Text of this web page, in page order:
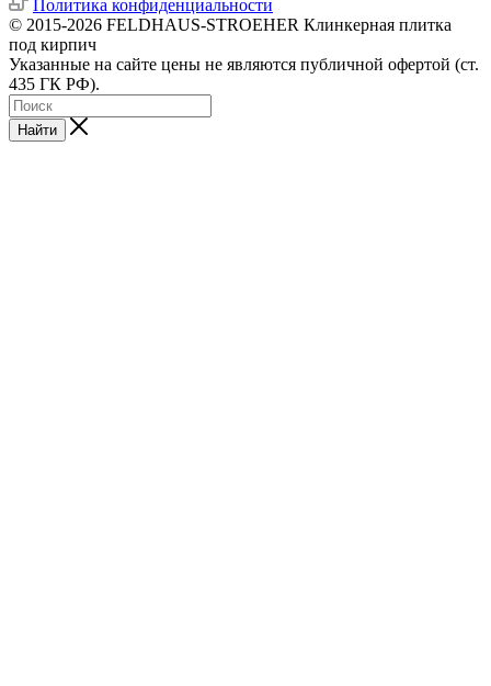
Политика конфиденциальности
© 2015-2026 FELDHAUS-STROEHER Клинкерная плитка
под кирпич
Указанные на сайте цены не являются публичной офертой (ст.
435 ГК РФ).
Найти